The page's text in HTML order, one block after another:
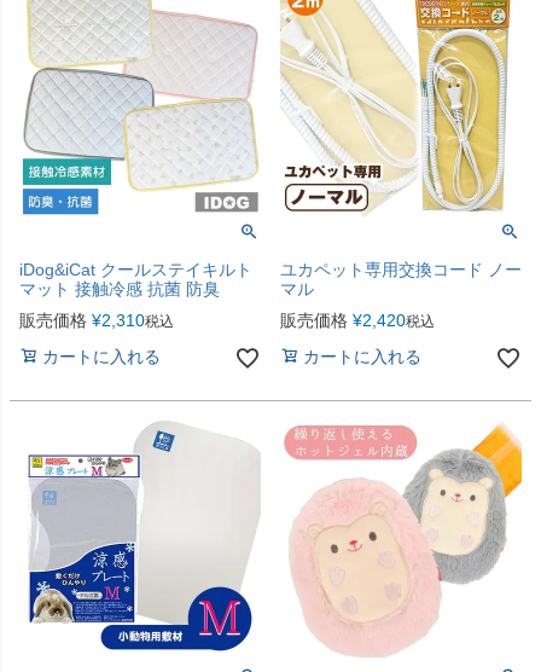
iDog&iCat クールステイキルト
マット 接触冷感 抗菌 防臭
販売価格 ¥2,310税込
カートに入れる
ユカペット専用交換コード ノー
マル
販売価格 ¥2,420税込
カートに入れる